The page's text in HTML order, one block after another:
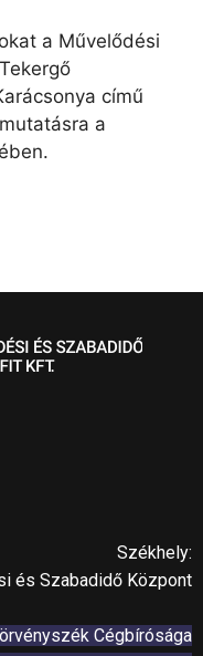
a Művelődési
című
a
Székhely:
és Szabadidő Központ
Cégbírósága